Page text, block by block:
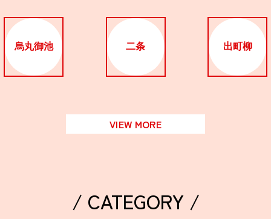
烏丸御池 二条 出町柳
VIEW MORE
/ CATEGORY /